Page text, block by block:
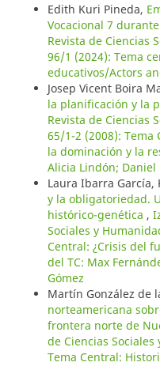
Edith Kuri Pineda,
Vocacional 7
Revista de Ciencias
96/1 (2024): Tema
educativos/Actors
Josep Vicent Boira
la planificación y la
Revista de Ciencias
65/1-2 (2008):
la dominación y la
Alicia Lindón; Daniel
Laura Ibarra García,
y la obligatoriedad.
histórico-genética ,
Sociales y
Central: ¿Crisis del
del TC: Max
Gómez
Martín González de
norteamericana
frontera norte de
de Ciencias
Tema Central: